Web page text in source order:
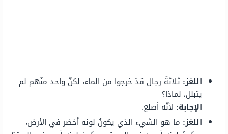
اللغز: ثلاثةُ رجال قدْ خرجوا من الماء، لكنّ واحد منّهم لم
يتبلل، لماذا؟
الإجابة: لأنّه أصلع.
اللغز: ما هو الشيء الذي يكونُ لونه أخضر في الأرض،